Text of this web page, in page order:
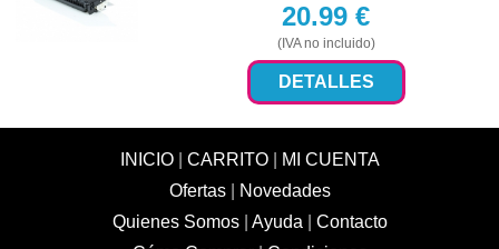
20.99 €
(IVA no incluido)
DETALLES
INICIO| CARRITO|
MI CUENTA
Ofertas|
Novedades
Quienes Somos| Ayuda
Contacto